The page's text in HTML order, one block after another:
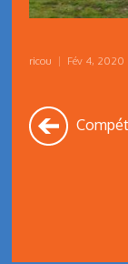
ricou | Fév 4, 2020